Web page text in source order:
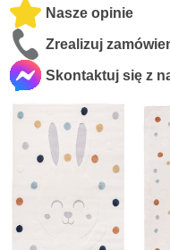
Nasze opinie
Zrealizuj
Skontaktuj się z